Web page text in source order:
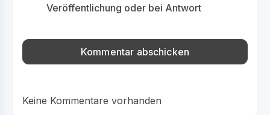
Veröffentlichung oder bei Antwort
Keine Kommentare vorhanden